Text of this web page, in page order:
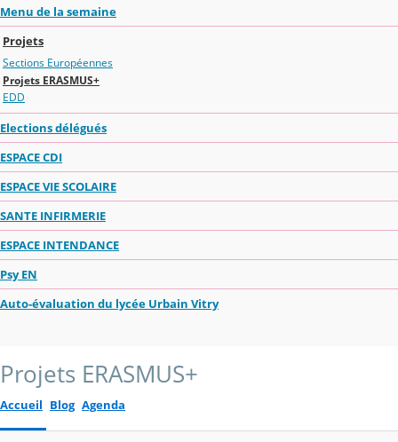
Menu de la semaine
Projets
Sections Européennes
Projets ERASMUS+
EDD
Elections délégués
ESPACE CDI
ESPACE VIE SCOLAIRE
SANTE INFIRMERIE
ESPACE INTENDANCE
Psy EN
Auto-évaluation du lycée Urbain Vitry
Projets ERASMUS+
Accueil Blog Agenda